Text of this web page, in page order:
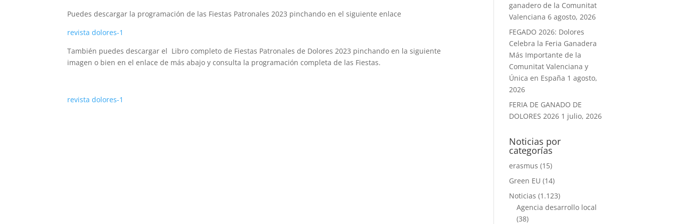
Puedes descargar la programación de las Fiestas Patronales 2023 pinchando en el siguiente enlace
revista dolores-1
También puedes descargar el Libro completo de Fiestas Patronales de Dolores 2023 pinchando en la siguiente
imagen o bien en el enlace de más abajo y consulta la programación completa de las Fiestas.
revista dolores-1
ganadero de la Comunitat
Valenciana 6 agosto, 2026
FEGADO 2026: Dolores
Celebra la Feria Ganadera
Más Importante de la
Comunitat Valenciana y
Única en España 1 agosto,
2026
FERIA DE GANADO DE
DOLORES 2026 1 julio, 2026
Noticias por
categorías
erasmus (15)
Green EU (14)
Noticias (1.123)
Agencia desarrollo local
(38)